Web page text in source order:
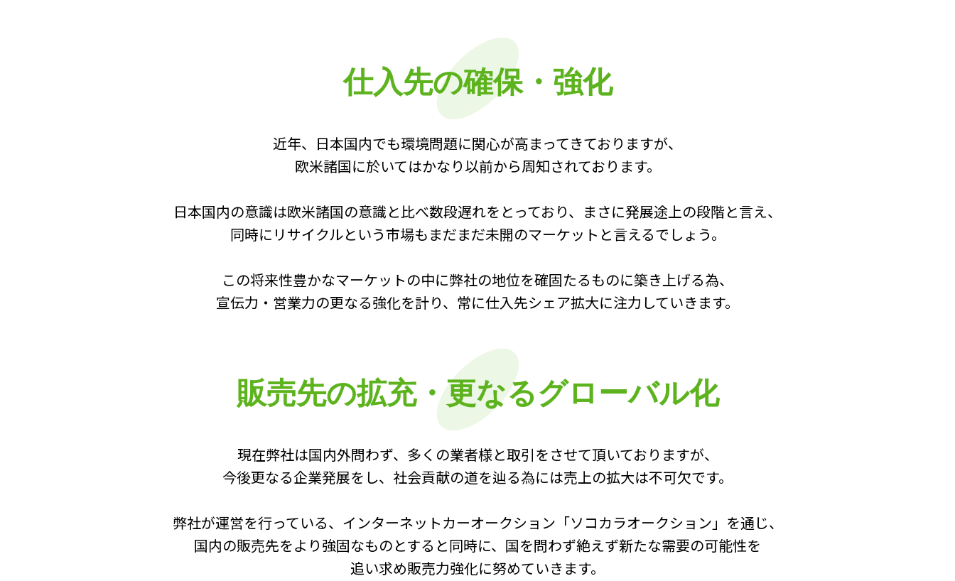
仕入先の確保・強化
近年、日本国内でも環境問題に関心が高まってきておりますが、
欧米諸国に於いてはかなり以前から周知されております。
日本国内の意識は欧米諸国の意識と比べ数段遅れをとっており、まさに発展途上の段階と言え、
同時にリサイクルという市場もまだまだ未開のマーケットと言えるでしょう。
この将来性豊かなマーケットの中に弊社の地位を確固たるものに築き上げる為、
宣伝力・営業力の更なる強化を計り、常に仕入先シェア拡大に注力していきます。
販売先の拡充・更なるグローバル化
現在弊社は国内外問わず、多くの業者様と取引をさせて頂いておりますが、
今後更なる企業発展をし、社会貢献の道を辿る為には売上の拡大は不可欠です。
弊社が運営を行っている、インターネットカーオークション「ソコカラオークション」を通じ、
国内の販売先をより強固なものとすると同時に、国を問わず絶えず新たな需要の可能性を
追い求め販売力強化に努めていきます。